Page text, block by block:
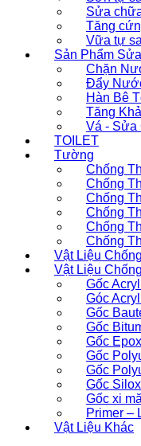
Sửa
Tăng
Vữa tự
Sản Phẩm
Chặn
Đẩy
Hàn Bê
Tăng
Vá - Sửa
TOILET
Tường
Chống
Chống
Chống
Chống
Chống
Chống
Vật Liệu
Vật Liệu
Gốc
Góc
Gốc
Gốc
Gốc
Gốc
Gốc
Gốc
Gốc xi
Primer –
Vật Liệu Khác